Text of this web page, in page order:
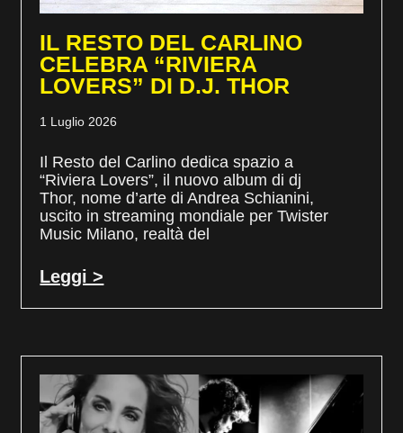
IL RESTO DEL CARLINO
CELEBRA “RIVIERA
LOVERS” DI D.J. THOR
1 Luglio 2026
Il Resto del Carlino dedica spazio a
“Riviera Lovers”, il nuovo album di dj
Thor, nome d’arte di Andrea Schianini,
uscito in streaming mondiale per Twister
Music Milano, realtà del
Leggi >